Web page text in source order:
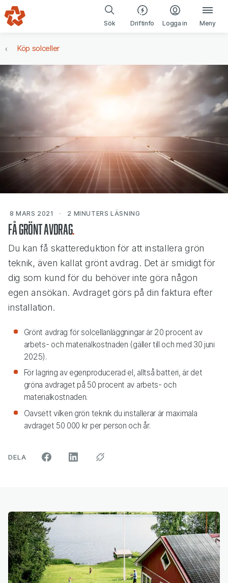
Gå till navigering
Gå till innehåll
Sök Driftinfo Logga in(öppnas i ny
Meny
Köp solceller
8 MARS 2021 2 MINUTERS LÄSNING
Få grönt avdrag
Du kan få skattereduktion för att installera grön
teknik, även kallat grönt avdrag. Det är smidigt för
dig som kund för du behöver inte göra någon
egen ansökan. Avdraget görs på din faktura efter
installation.
Grönt avdrag för solcellanläggningar är 20 procent av
arbets- och materialkostnaden (gäller till och med 30 juni
2025).
För lagring av egenproducerad el , alltså batteri, är det
gröna avdraget på 50 procent av arbets- och
materialkostnaden.
Oavsett vilken grön teknik du installerar är maximala
avdraget 50 000 kr per person och år.
DELAARTIKELN PÅ SOCIALA MEDIER"